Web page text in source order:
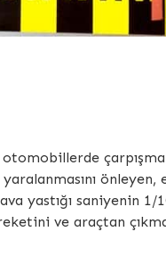
çarpışma
önleyen,
yastığı saniyenin 1/
ve araçtan